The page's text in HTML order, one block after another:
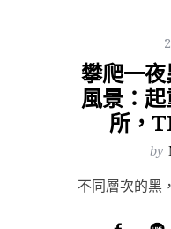
攀爬一
風景：
所，
by